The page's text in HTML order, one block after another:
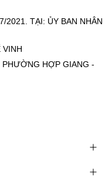
2021. TẠI: ỦY BAN NHÂN
VINH
HỢP GIANG -